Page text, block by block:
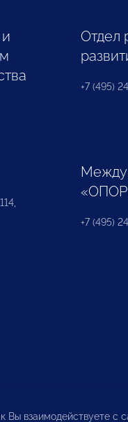
Отдел
+7 (495)
+7 (495)
взаимодействуете с